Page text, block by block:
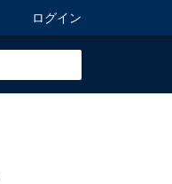
ログイン